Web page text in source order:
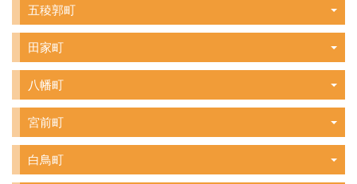
五稜郭町
田家町
八幡町
宮前町
白鳥町